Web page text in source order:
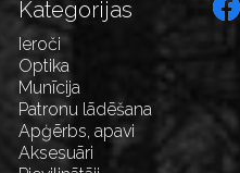
Kategorijas
Ieroči
Optika
Munīcija
Patronu lādēšana
Apģērbs, apavi
Aksesuāri